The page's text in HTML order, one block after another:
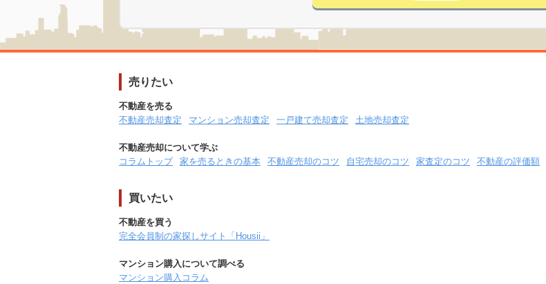
売りたい
不動産を売る
不動産売却査定
マンション売却査定 一戸建て売却査定 土地売却査定
不動産売却について学ぶ
コラムトップ
家を売るときの基本 不動産売却のコツ 自宅売却のコツ 家査定のコツ 不動産の評価額
買いたい
不動産を買う
完全会員制の家探しサイト「Housii」
マンション購入について調べる
マンション購入コラム